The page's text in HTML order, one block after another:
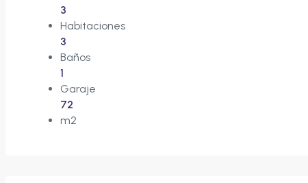
3
Habitaciones
3
Baños
1
Garaje
72
m2